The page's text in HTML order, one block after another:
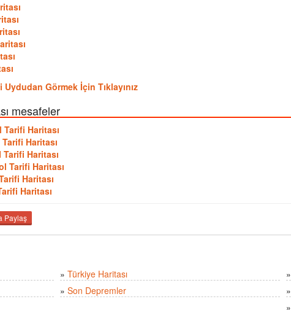
Görmek İçin Tıklayınız
mesafeler
Tarifi Haritası
Haritası
Tarifi Haritası
Tarifi Haritası
Haritası
Haritası
Paylaş
» Türkiye Haritası »
» Son Depremler »
»